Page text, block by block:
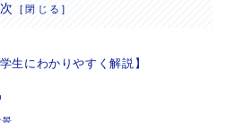
生にわかりやすく解説】